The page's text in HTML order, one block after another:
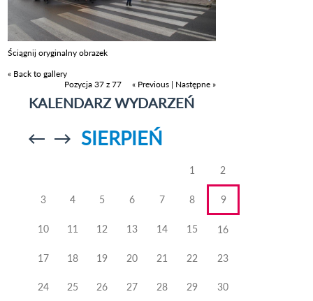
Ściągnij oryginalny obrazek
« Back to gallery
Pozycja 37 z 77
« Previous | Następne »
KALENDARZ WYDARZEŃ
Przejdź doPrzejdź do
SIERPIEŃ
1 2
3 4 5 6 7 8 9
10 11 12 13 14 15 16
17 18 19 20 21 22 23
24 25 26 27 28 29 30